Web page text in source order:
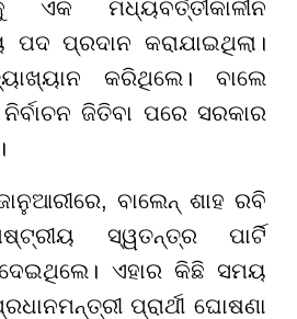
ଏକ ମଧ୍ୟବର୍ତ୍ତୀକାଳୀନ
ପ୍ରଦାନ କରାଯାଇଥିଲା।
କରିଥିଲେ। ବାଲେ
ଜିତିବା ପରେ ସରକାର
ବାଲେନ୍ ଶାହ ରବି
ସ୍ୱତନ୍ତ୍ର ପାର୍ଟି
ଏହାର କିଛି ସମୟ
ପ୍ରାର୍ଥୀ ଘୋଷଣା